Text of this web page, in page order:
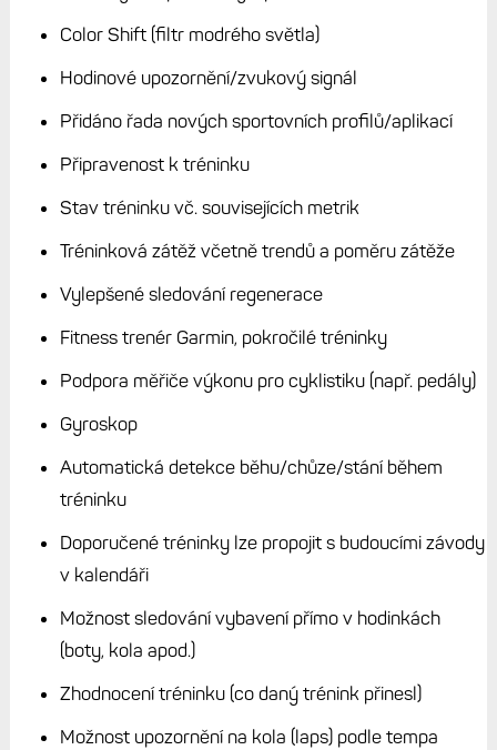
Color Shift (filtr modrého světla)
Hodinové upozornění/zvukový signál
Přidáno řada nových sportovních profilů/aplikací
Připravenost k tréninku
Stav tréninku vč. souvisejících metrik
Tréninková zátěž včetně trendů a poměru zátěže
Vylepšené sledování regenerace
Fitness trenér Garmin, pokročilé tréninky
Podpora měřiče výkonu pro cyklistiku (např. pedály)
Gyroskop
Automatická detekce běhu/chůze/stání během
tréninku
Doporučené tréninky lze propojit s budoucími závody
v kalendáři
Možnost sledování vybavení přímo v hodinkách
(boty, kola apod.)
Zhodnocení tréninku (co daný trénink přinesl)
Možnost upozornění na kola (laps) podle tempa